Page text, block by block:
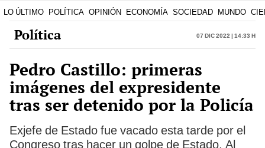
LO ÚLTIMO POLÍTICA OPINIÓN ECONOMÍA SOCIEDAD MUNDO
Política 07 Dic 2022 | 14:33 h
Pedro Castillo: primeras
imágenes del expresidente
tras ser detenido por la Policía
Exjefe de Estado fue vacado esta tarde por el
Congreso tras hacer un golpe de Estado. Al